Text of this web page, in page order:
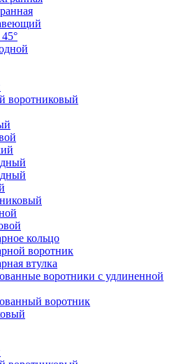
воротниковый
кольцо
воротник
втулка
воротники с удлиненной
воротник